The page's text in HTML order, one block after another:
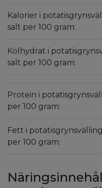
Kalorier i
salt per 100 gram:
Kolhydrat i
salt per 100 gram:
Protein i
per 100 gram:
Fett i
per 100 gram: